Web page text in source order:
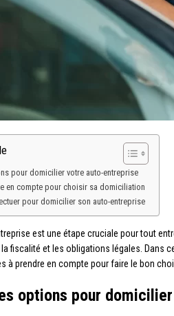
pour domicilier votre auto-entreprise
en compte pour choisir sa domiciliation
pour domicilier son auto-entreprise
est une étape cruciale pour tout
la fiscalité et les obligations légales.
à prendre en compte pour faire le bon
options pour